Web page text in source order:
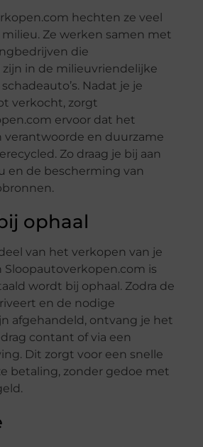
hechten ze veel
Ze werken samen met
die
zijn in de milieuvriendelijke
Nadat je je
verkocht, zorgt
ervoor dat het
verantwoorde en duurzame
Zo draag je bij aan
en de bescherming van
ophaal
van het verkopen van je
Sloopautoverkopen.com is
wordt bij ophaal. Zodra de
en de nodige
afgehandeld, ontvang je het
contant of via een
Dit zorgt voor een snelle
betaling, zonder gedoe met